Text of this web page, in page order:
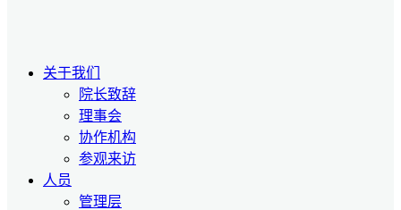
关于我们
院长致辞
理事会
协作机构
参观来访
人员
管理层